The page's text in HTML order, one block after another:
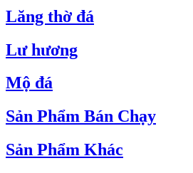
Lăng thờ đá
Lư hương
Mộ đá
Sản Phẩm Bán Chạy
Sản Phẩm Khác